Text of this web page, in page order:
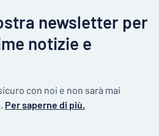
newsletter per
notizie e
con noi e non sarà mai
Per saperne di più.